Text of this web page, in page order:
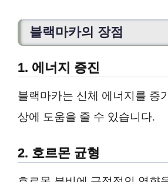
블랙마카의 장점
1. 에너지 증진
블랙마카는 신체 에너지를 증
상에 도움을 줄 수 있습니다.
2. 호르몬 균형